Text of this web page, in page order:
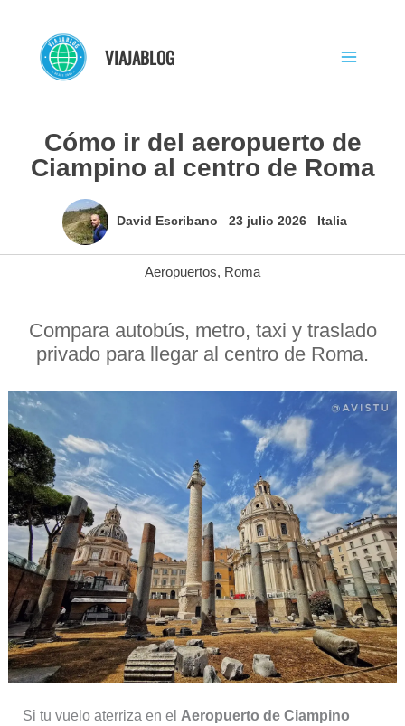
contenido
VIAJABLOG
Cómo ir del aeropuerto de
Ciampino al centro de Roma
David Escribano 23 julio 2026 Italia
Aeropuertos, Roma
Compara autobús, metro, taxi y traslado
privado para llegar al centro de Roma.
Si tu vuelo aterriza en el Aeropuerto de Ciampino